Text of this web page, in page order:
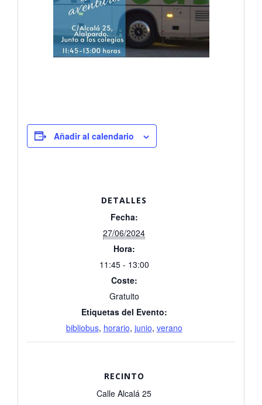
Añadir al calendario
DETALLES
Fecha:
27/06/2024
Hora:
11:45 - 13:00
Coste:
Gratuito
Etiquetas del Evento:
bibliobus, horario, junio, verano
RECINTO
Calle Alcalá 25